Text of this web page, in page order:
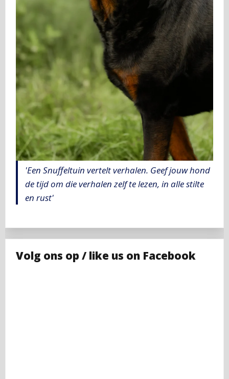
'Een Snuffeltuin vertelt verhalen. Geef jouw hond
de tijd om die verhalen zelf te lezen, in alle stilte
en rust'
Volg ons op / like us on Facebook